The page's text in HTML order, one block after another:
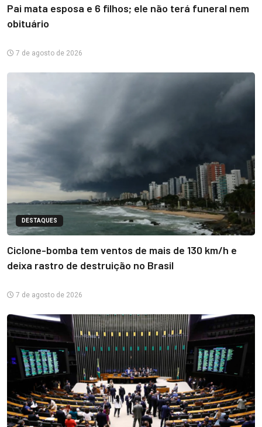
Pai mata esposa e 6 filhos; ele não terá funeral nem
obituário
7 de agosto de 2026
DESTAQUES
Ciclone-bomba tem ventos de mais de 130 km/h e
deixa rastro de destruição no Brasil
7 de agosto de 2026